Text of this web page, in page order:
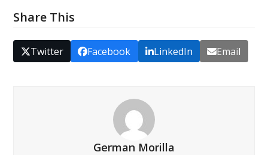
Share This
Twitter Facebook LinkedIn Email
German Morilla